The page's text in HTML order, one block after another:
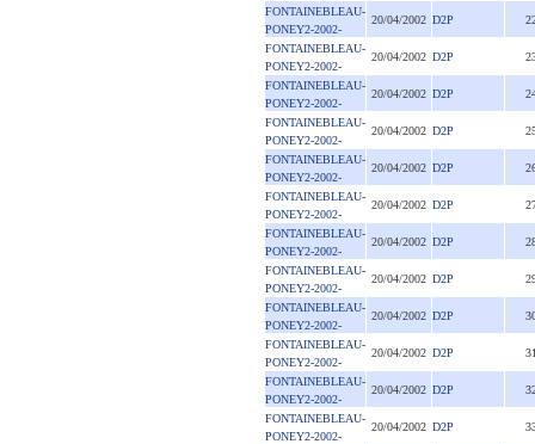
FONTAINEBLEAU-
PONEY2-2002-
20/04/2002 D2P
FONTAINEBLEAU-
PONEY2-2002-
20/04/2002 D2P
FONTAINEBLEAU-
PONEY2-2002-
20/04/2002 D2P
FONTAINEBLEAU-
PONEY2-2002-
20/04/2002 D2P
FONTAINEBLEAU-
PONEY2-2002-
20/04/2002 D2P
FONTAINEBLEAU-
PONEY2-2002-
20/04/2002 D2P
FONTAINEBLEAU-
PONEY2-2002-
20/04/2002 D2P
FONTAINEBLEAU-
PONEY2-2002-
20/04/2002 D2P
FONTAINEBLEAU-
PONEY2-2002-
20/04/2002 D2P
FONTAINEBLEAU-
PONEY2-2002-
20/04/2002 D2P
FONTAINEBLEAU-
PONEY2-2002-
20/04/2002 D2P
FONTAINEBLEAU-
PONEY2-2002-
20/04/2002 D2P